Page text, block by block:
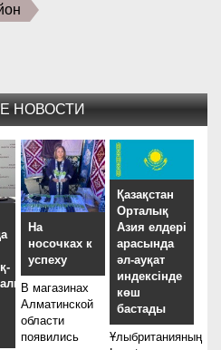
НОВОСТИ
На
носочках к
успеху
В магазинах
Алматинской
области
появились
Қазақстан
Орталық
Азия елдері
арасында
әл-ауқат
индексінде
көш
бастады
Ұлыбританияның